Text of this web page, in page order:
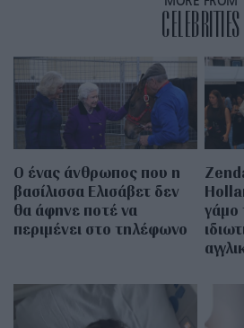
CELEBRITIES
Ο ένας άνθρωπος που η
βασίλισσα Ελισάβετ δεν
θα άφηνε ποτέ να
περιμένει στο τηλέφωνο
γάμο